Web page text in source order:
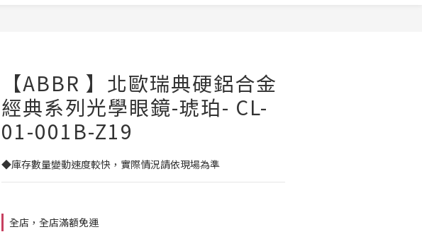
【ABBR 】北歐瑞典硬鋁合金
經典系列光學眼鏡-琥珀- CL-
01-001B-Z19
◆庫存數量變動速度較快，實際情況請依現場為準
全店，全店滿額免運